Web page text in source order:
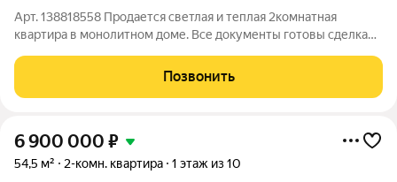
Арт. 138818558 Продается светлая и теплая 2комнатная
квартира в монолитном доме. Все документы готовы сделка
площадью 55,3 м расположена на 8-м этаже 10этажного дома
2015 года постройки. Планировка
Позвонить
6 900 000 ₽
54,5 м² 2-комн. квартира 1 этаж из 10